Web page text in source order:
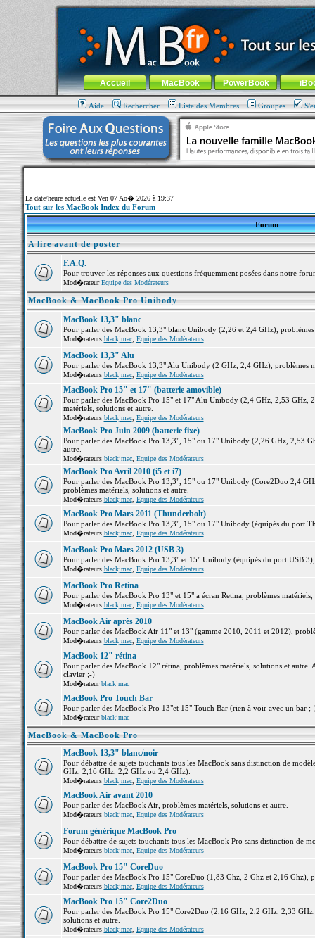
MacBook-fr.com : 100% Apple... 100% nomade !
Aller au contenu-Aller au menu général-Aller au menu de
Menu général
Accueil MacBook PowerBook
Aide Rechercher Liste des Membres Groupes
La date/heure actuelle est Ven 07 Ao� 2026 à 19:37
Tout sur les MacBook Index du Forum
Forum
A lire avant de poster
F.A.Q.
Pour trouver les réponses aux questions fréquemment posées dans notre
Mod�rateurEquipe des Modérateurs
MacBook & MacBook Pro Unibody
MacBook 13,3" blanc
Pour parler des MacBook 13,3" blanc Unibody (2,26 et 2,4 GHz),
Mod�rateurs blackjmac, Equipe des Modérateurs
MacBook 13,3" Alu
Pour parler des MacBook 13,3" Alu Unibody (2 GHz, 2,4 GHz), problèmes
Mod�rateurs blackjmac, Equipe des Modérateurs
MacBook Pro 15" et 17" (batterie amovible)
Pour parler des MacBook Pro 15" et 17" Alu Unibody (2,4 GHz, 2,53 GHz,
matériels, solutions et autre.
Mod�rateurs blackjmac, Equipe des Modérateurs
MacBook Pro Juin 2009 (batterie fixe)
Pour parler des MacBook Pro 13,3", 15" ou 17" Unibody (2,26 GHz, 2,53
autre.
Mod�rateurs blackjmac, Equipe des Modérateurs
MacBook Pro Avril 2010 (i5 et i7)
Pour parler des MacBook Pro 13,3", 15" ou 17" Unibody (Core2Duo 2,4
problèmes matériels, solutions et autre.
Mod�rateurs blackjmac, Equipe des Modérateurs
MacBook Pro Mars 2011 (Thunderbolt)
Pour parler des MacBook Pro 13,3", 15" ou 17" Unibody (équipés du port
Mod�rateurs blackjmac, Equipe des Modérateurs
MacBook Pro Mars 2012 (USB 3)
Pour parler des MacBook Pro 13,3" et 15" Unibody (équipés du port USB
Mod�rateurs blackjmac, Equipe des Modérateurs
MacBook Pro Retina
Pour parler des MacBook Pro 13" et 15" a écran Retina, problèmes matériels,
Mod�rateurs blackjmac, Equipe des Modérateurs
MacBook Air après 2010
Pour parler des MacBook Air 11" et 13" (gamme 2010, 2011 et 2012),
Mod�rateurs blackjmac, Equipe des Modérateurs
MacBook 12" rétina
Pour parler des MacBook 12" rétina, problèmes matériels, solutions et
clavier ;-)
Mod�rateurblackjmac
MacBook Pro Touch Bar
Pour parler des MacBook Pro 13"et 15" Touch Bar (rien à voir avec un bar
Mod�rateurblackjmac
MacBook & MacBook Pro
MacBook 13,3" blanc/noir
Pour débattre de sujets touchants tous les MacBook sans distinction de
GHz, 2,16 GHz, 2,2 GHz ou 2,4 GHz).
Mod�rateurs blackjmac, Equipe des Modérateurs
MacBook Air avant 2010
Pour parler des MacBook Air, problèmes matériels, solutions et autre.
Mod�rateurs blackjmac, Equipe des Modérateurs
Forum générique MacBook Pro
Pour débattre de sujets touchants tous les MacBook Pro sans distinction de
Mod�rateurs blackjmac, Equipe des Modérateurs
MacBook Pro 15" CoreDuo
Pour parler des MacBook Pro 15" CoreDuo (1,83 Ghz, 2 Ghz et 2,16 Ghz),
Mod�rateurs blackjmac, Equipe des Modérateurs
MacBook Pro 15" Core2Duo
Pour parler des MacBook Pro 15" Core2Duo (2,16 GHz, 2,2 GHz, 2,33
solutions et autre.
Mod�rateurs blackjmac, Equipe des Modérateurs